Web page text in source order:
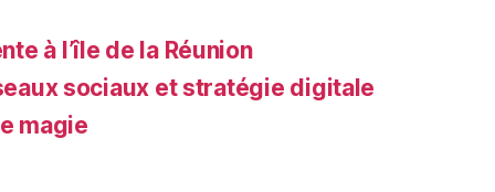
à l’île de la Réunion
sociaux et stratégie digitale
magie